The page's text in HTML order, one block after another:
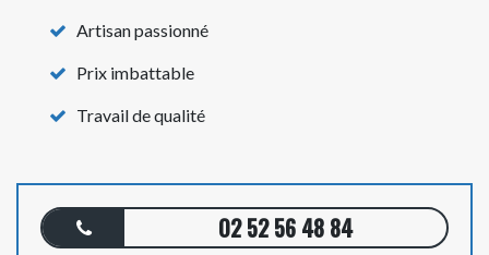
Artisan passionné
Prix imbattable
Travail de qualité
02 52 56 48 84